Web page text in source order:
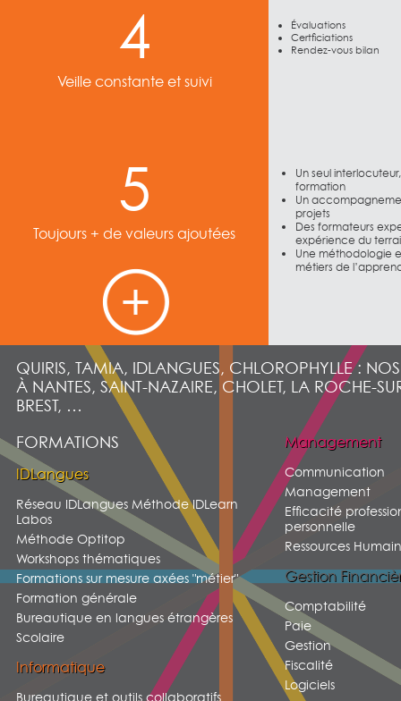
4
Veille constante et suivi
Évaluations
Certficiations
Rendez-vous bilan
5
Toujours + de valeurs ajoutées
Un seul
formation
Un
projets
Des formateurs
expérience du
Une méthodologie
métiers de
QUIRIS, TAMIA, IDLANGUES, CHLOROPHYLLE :
À NANTES, SAINT-NAZAIRE, CHOLET, LA ROCHE-
BREST, …
FORMATIONS
IDLangues
Réseau IDLangues Méthode IDLearn
Labos
Méthode Optitop
Workshops thématiques
Formations sur mesure axées "métier"
Formation générale
Bureautique en langues étrangères
Scolaire
Informatique
Bureautique et outils collaboratifs
Management
Communication
Management
Efficacité
personnelle
Ressources
Gestion
Comptabilité
Paie
Gestion
Fiscalité
Logiciels